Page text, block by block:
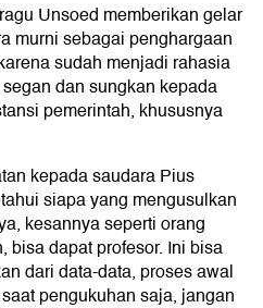
Unsoed memberikan gelar
murni sebagai penghargaan
sudah menjadi rahasia
dan sungkan kepada
pemerintah, khususnya
kepada saudara Pius
siapa yang mengusulkan
kesannya seperti orang
bisa dapat profesor. Ini bisa
dari data-data, proses awal
pengukuhan saja, jangan